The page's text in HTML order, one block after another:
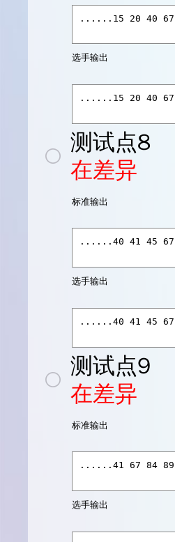
选手输出
测试点8
在差异
标准输出
选手输出
测试点9
在差异
标准输出
选手输出